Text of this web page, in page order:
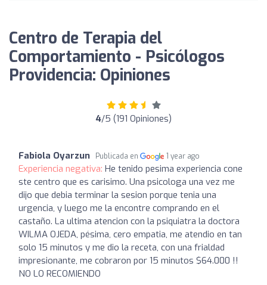
Centro de Terapia del
Comportamiento - Psicólogos
Providencia: Opiniones
4/5 (191 Opiniones)
Fabiola Oyarzun Publicada en 1 year ago
Experiencia negativa: He tenido pesima experiencia cone
ste centro que es carisimo. Una psicologa una vez me
dijo que debia terminar la sesion porque tenia una
urgencia, y luego me la encontre comprando en el
castaño. La ultima atencion con la psiquiatra la doctora
WILMA OJEDA, pésima, cero empatia, me atendio en tan
solo 15 minutos y me dio la receta, con una frialdad
impresionante, me cobraron por 15 minutos $64.000 !!
NO LO RECOMIENDO